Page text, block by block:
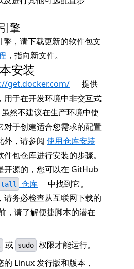
擎
，请下载更新的软件包文
，指向新文件。
安装
get.docker.com/
提供
用于在开发环境中非交互式
然不建议在生产环境中使
对于创建适合您需求的配置
外，请参阅 使用仓库安装
包仓库进行安装的步骤。
开源的，您可以在 GitHub
仓库
中找到它。
请务必检查从互联网下载的
，请了解便捷脚本的潜在
或 sudo 权限才能运行。
Linux 发行版和版本，